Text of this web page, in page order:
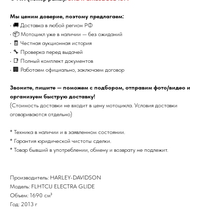
Мы ценим доверие, поэтому предлагаем:
• 🚚 Доставка в любой регион РФ
• 📦 Мотоцикл уже в наличии — без ожиданий
• 🧾 Честная аукционная история
• 🔧 Проверка перед выдачей
• 📑 Полный комплект документов
• 🏢 Работаем официально, заключаем договор
Звоните, пишите — поможем с подбором, отправим фото/видео и
организуем быструю доставку!
(Стоимость доставки не входит в цену мотоцикла. Условия доставки
оговариваются отдельно)
* Техника в наличии и в заявленном состоянии.
* Гарантия юридической чистоты сделки.
* Товар бывший в употреблении, обмену и возврату не подлежит.
Производитель: HARLEY-DAVIDSON
Модель: FLHTCU ELECTRA GLIDE
Объем: 1690 см³
Год: 2013 г